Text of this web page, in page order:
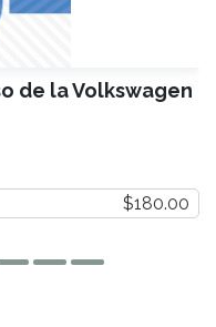
de la Volkswagen
$180.00